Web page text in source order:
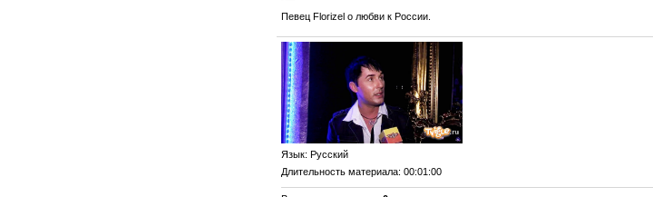
Певец Florizel о любви к России.
Язык: Русский
Длительность материала: 00:01:00